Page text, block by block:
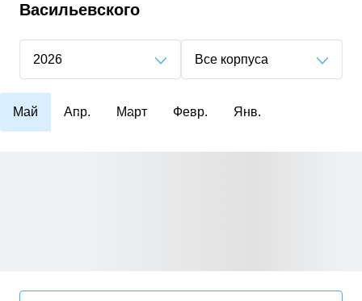
Васильевского
2026 Все корпуса
Май Апр. Март Февр. Янв.